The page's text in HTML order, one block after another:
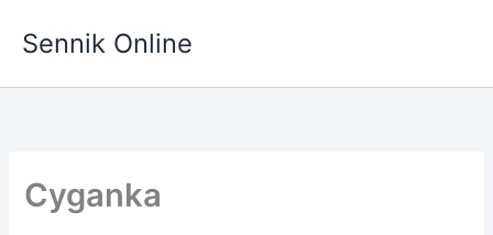
Sennik Online
Cyganka